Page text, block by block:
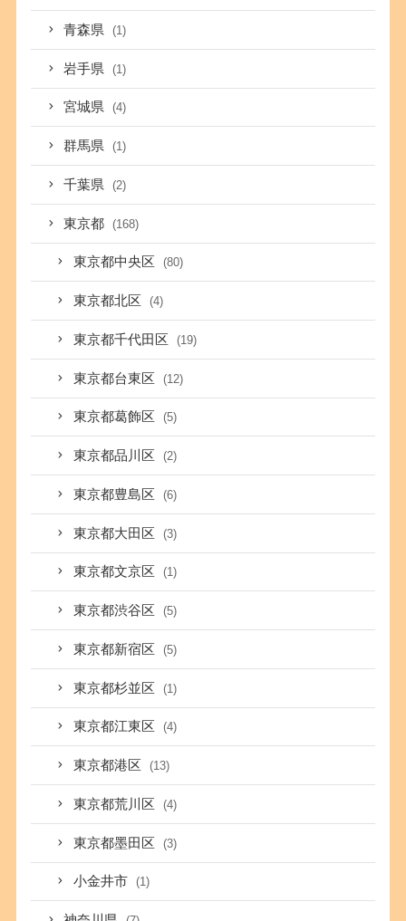
青森県 (1)
岩手県 (1)
宮城県 (4)
群馬県 (1)
千葉県 (2)
東京都 (168)
東京都中央区 (80)
東京都北区 (4)
東京都千代田区 (19)
東京都台東区 (12)
東京都葛飾区 (5)
東京都品川区 (2)
東京都豊島区 (6)
東京都大田区 (3)
東京都文京区 (1)
東京都渋谷区 (5)
東京都新宿区 (5)
東京都杉並区 (1)
東京都江東区 (4)
東京都港区 (13)
東京都荒川区 (4)
東京都墨田区 (3)
小金井市 (1)